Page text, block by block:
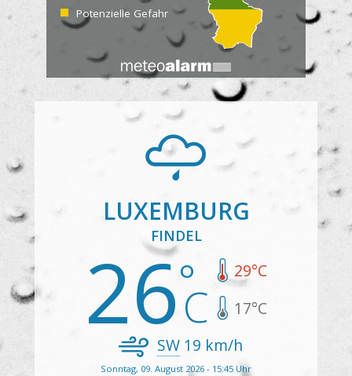
Potenzielle Gefahr
LUXEMBURG
FINDEL
26 29°C
17°C
SW19 km/h
Sonntag, 09. August 2026 - 15:45 Uhr